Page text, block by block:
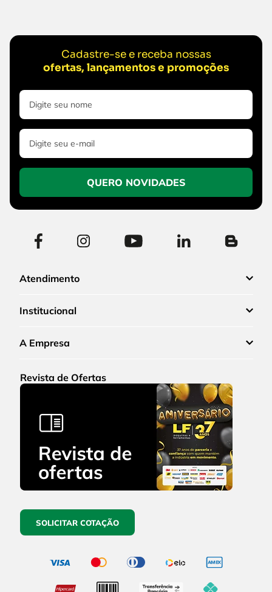
Cadastre-se e receba nossas
ofertas, lançamentos e promoções
QUERO NOVIDADES
Atendimento
Institucional
A Empresa
Revista de Ofertas
SOLICITAR COTAÇÃO